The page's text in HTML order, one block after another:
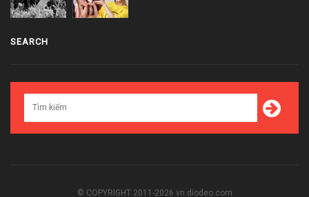
SEARCH
© COPYRIGHT 2011-2026 vn.diodeo.com